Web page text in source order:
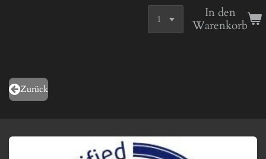
In den
Warenkorb
Zurück